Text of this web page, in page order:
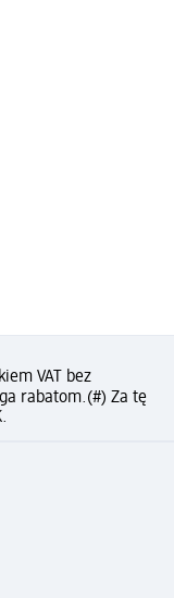
VAT bez
rabatom.(#) Za tę